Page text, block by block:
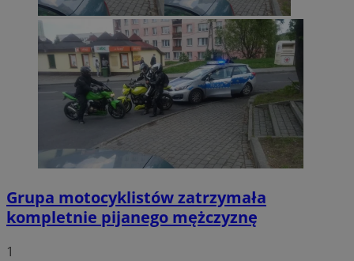
Grupa motocyklistów zatrzymała
kompletnie pijanego mężczyznę
1